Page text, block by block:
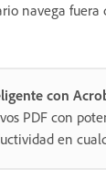
navega fuera
con
PDF con
en